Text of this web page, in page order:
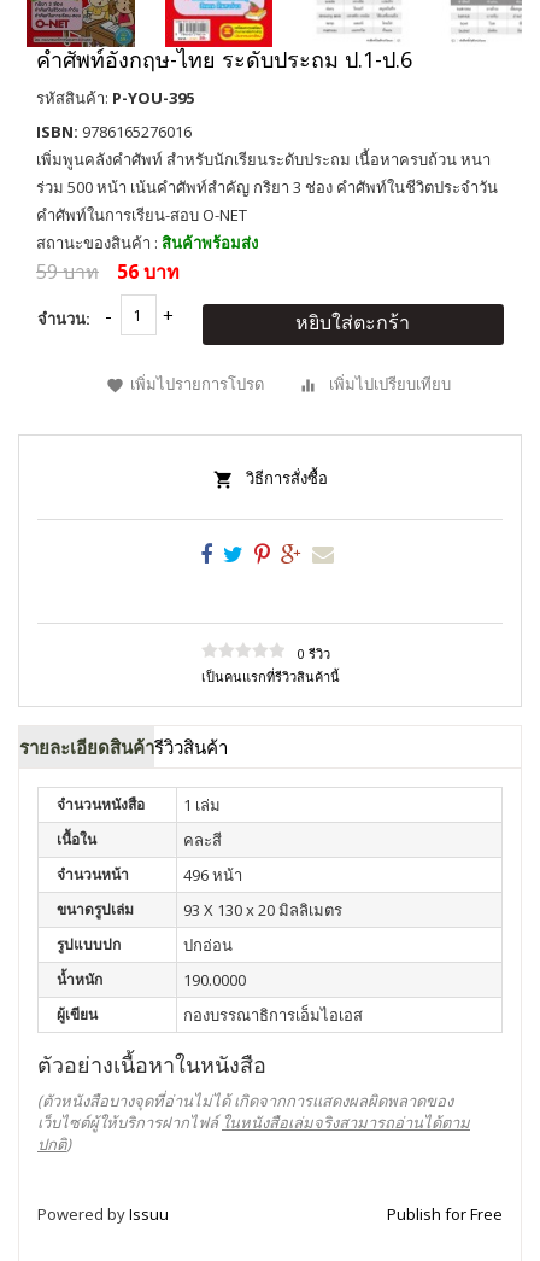
คำศัพท์อังกฤษ-ไทย ระดับประถม ป.1-ป.6
รหัสสินค้า: P-YOU-395
ISBN: 9786165276016
เพิ่มพูนคลังคำศัพท์ สำหรับนักเรียนระดับประถม เนื้อหาครบถ้วน หนา
ร่วม 500 หน้า เน้นคำศัพท์สำคัญ กริยา 3 ช่อง คำศัพท์ในชีวิตประจำวัน
คำศัพท์ในการเรียน-สอบ O-NET
สถานะของสินค้า : สินค้าพร้อมส่ง
59 บาท 56 บาท
จำนวน: หยิบใส่ตะกร้า
เพิ่มไปรายการโปรด เพิ่มไปเปรียบเทียบ
วิธีการสั่งซื้อ
0 รีวิว
เป็นคนแรกที่รีวิวสินค้านี้
รายละเอียดสินค้ารีวิวสินค้า
จำนวนหนังสือ 1 เล่ม
เนื้อใน คละสี
จำนวนหน้า 496 หน้า
ขนาดรูปเล่ม 93 X 130 x 20 มิลลิเมตร
รูปแบบปก ปกอ่อน
น้ำหนัก 190.0000
ผู้เขียน กองบรรณาธิการเอ็มไอเอส
ตัวอย่างเนื้อหาในหนังสือ
(ตัวหนังสือบางจุดที่อ่านไม่ได้ เกิดจากการแสดงผลผิดพลาดของ
เว็บไซต์ผู้ให้บริการฝากไฟล์ ในหนังสือเล่มจริงสามารถอ่านได้ตาม
ปกติ)
Powered byIssuu Publish for Free